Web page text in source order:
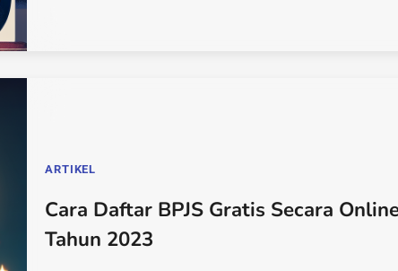
ARTIKEL
Cara Daftar BPJS Gratis Secara
Tahun 2023